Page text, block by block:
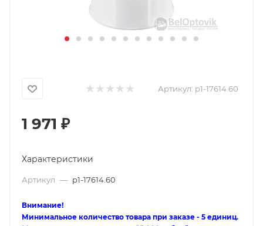
Артикул: p1-17614.60
1 971 ₽
Характеристики
Артикул — p1-17614.60
Внимание!
Минимальное количество товара при заказе - 5 единиц.